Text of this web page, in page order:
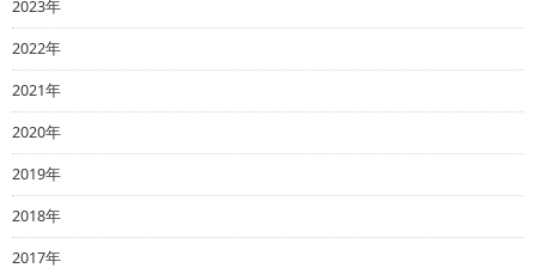
2023年
2022年
2021年
2020年
2019年
2018年
2017年